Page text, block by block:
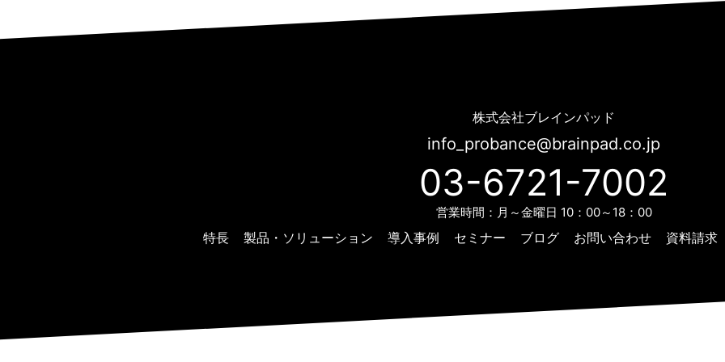
株式会社ブレインパッド
info_probance@brainpad.co.jp
03-6721-7002
営業時間：月～金曜日 10：00～18：00
特長 製品・ソリューション 導入事例 セミナー ブログ お問い合わせ 資料請求